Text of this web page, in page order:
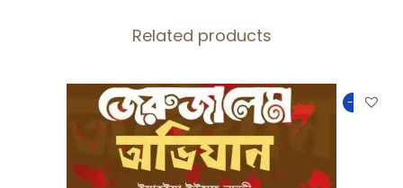
Related products
-50%